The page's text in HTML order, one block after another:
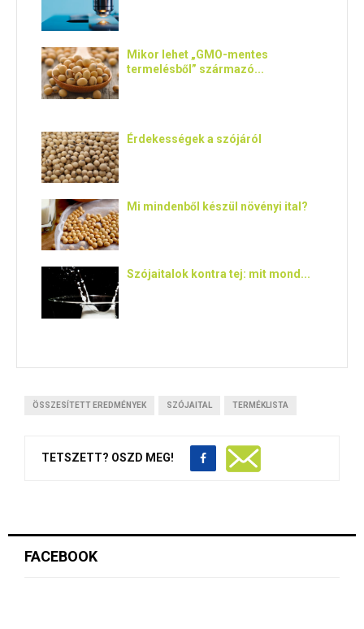
Mikor lehet „GMO-mentes
termelésből” származó...
Érdekességek a szójáról
Mi mindenből készül növényi ital?
Szójaitalok kontra tej: mit mond...
ÖSSZESÍTETT EREDMÉNYEK SZÓJAITAL TERMÉKLISTA
TETSZETT? OSZD MEG!
FACEBOOK